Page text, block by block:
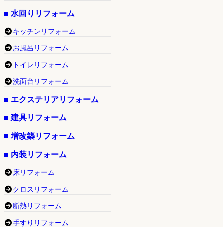
■ 水回りリフォーム
キッチンリフォーム
お風呂リフォーム
トイレリフォーム
洗面台リフォーム
■ エクステリアリフォーム
■ 建具リフォーム
■ 増改築リフォーム
■ 内装リフォーム
床リフォーム
クロスリフォーム
断熱リフォーム
手すりリフォーム